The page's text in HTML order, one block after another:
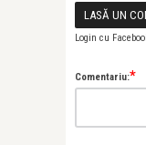
LASĂ UN
Login cu
Comentariu:*